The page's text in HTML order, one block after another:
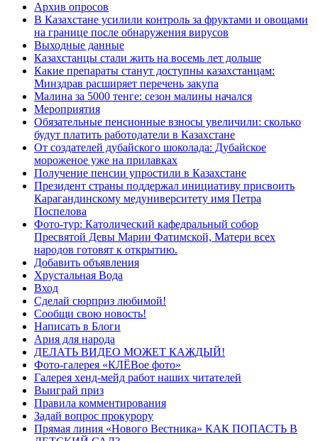
Архив опросов
В Казахстане усилили контроль за фруктами и овощами
на границе после обнаружения вирусов
Выходные данные
Казахстанцы стали жить на восемь лет дольше
Какие препараты станут доступны казахстанцам:
Минздрав расширяет перечень закупа
Малина за 5000 тенге: сезон малины начался
Мероприятия
Обязательные пенсионные взносы увеличили: сколько
будут платить работодатели в Казахстане
От создателей дубайского шоколада: Дубайское
мороженое уже на прилавках
Получение пенсии упростили в Казахстане
Президент страны поддержал инициативу присвоить
Карагандинскому медуниверситету имя Петра
Поспелова
Фото-тур: Католический кафедральный собор
Пресвятой Девы Марии Фатимской, Матери всех
народов готовят к открытию.
Добавить объявления
Хрустальная Вода
Вход
Сделай сюрприз любимой!
Сообщи свою новость!
Написать в Блоги
Ария для народа
ДЕЛАТЬ ВИДЕО МОЖЕТ КАЖДЫЙ!
Фото-галерея «КЛЁВое фото»
Галерея хенд-мейд работ наших читателей
Выиграй приз
Правила комментирования
Задай вопрос прокурору
Прямая линия «Нового Вестника» КАК ПОПАСТЬ В